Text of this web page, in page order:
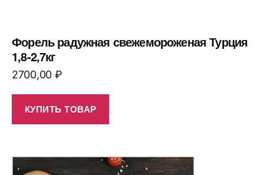
Форель радужная свежемороженая Турция
1,8-2,7кг
2700,00 ₽
КУПИТЬ ТОВАР